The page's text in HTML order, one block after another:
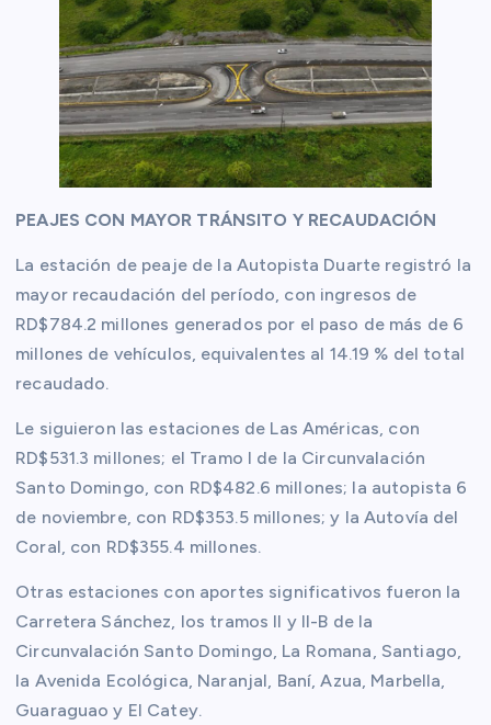
PEAJES CON MAYOR TRÁNSITO Y RECAUDACIÓN
La estación de peaje de la Autopista Duarte registró la
mayor recaudación del período, con ingresos de
RD$784.2 millones generados por el paso de más de 6
millones de vehículos, equivalentes al 14.19 % del total
recaudado.
Le siguieron las estaciones de Las Américas, con
RD$531.3 millones; el Tramo I de la Circunvalación
Santo Domingo, con RD$482.6 millones; la autopista 6
de noviembre, con RD$353.5 millones; y la Autovía del
Coral, con RD$355.4 millones.
Otras estaciones con aportes significativos fueron la
Carretera Sánchez, los tramos II y II-B de la
Circunvalación Santo Domingo, La Romana, Santiago,
la Avenida Ecológica, Naranjal, Baní, Azua, Marbella,
Guaraguao y El Catey.